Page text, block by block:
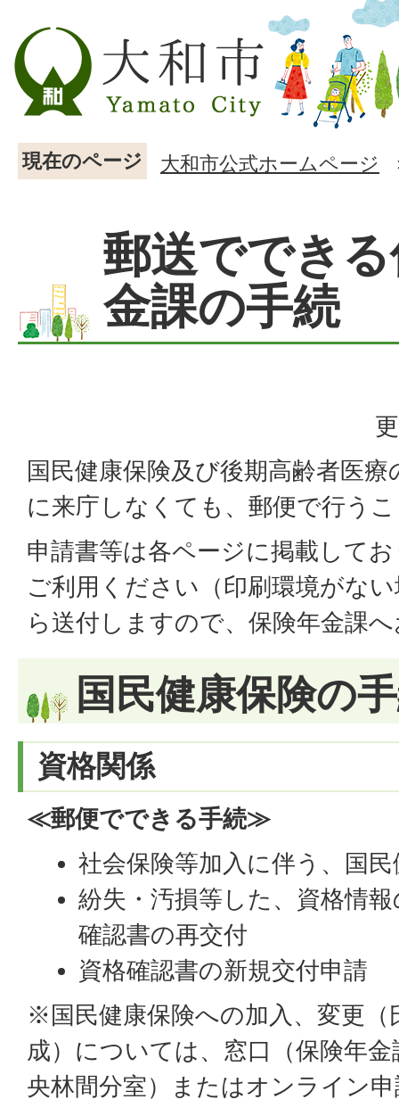
現在のページ 大和市公式ホームページ
郵送ででき
金課の手続
国民健康保険及び後期高齢者医
に来庁しなくても、郵便で行う
申請書等は各ページに掲載して
ご利用ください（印刷環境がな
ら送付しますので、保険年金課
国民健康保険の
資格関係
≪郵便でできる手続≫
社会保険等加入に伴う、国
紛失・汚損等した、資格情
確認書の再交付
資格確認書の新規交付申請
※国民健康保険への加入、変更（
成）については、窓口（保険年
央林間分室）またはオンライン